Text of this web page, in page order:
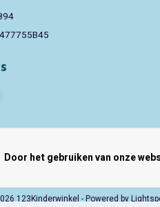
123Kinderwinkel - Powered by
Door het gebruiken van onze